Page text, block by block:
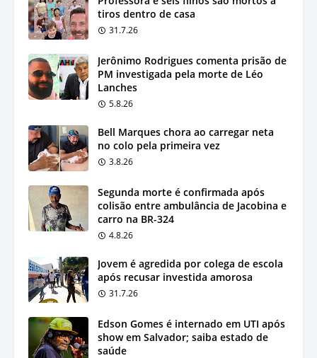
tiros dentro de casa
31.7.26
Jerônimo Rodrigues comenta prisão de
PM investigada pela morte de Léo
Lanches
5.8.26
Bell Marques chora ao carregar neta
no colo pela primeira vez
3.8.26
Segunda morte é confirmada após
colisão entre ambulância de Jacobina e
carro na BR-324
4.8.26
Jovem é agredida por colega de escola
após recusar investida amorosa
31.7.26
Edson Gomes é internado em UTI após
show em Salvador; saiba estado de
saúde